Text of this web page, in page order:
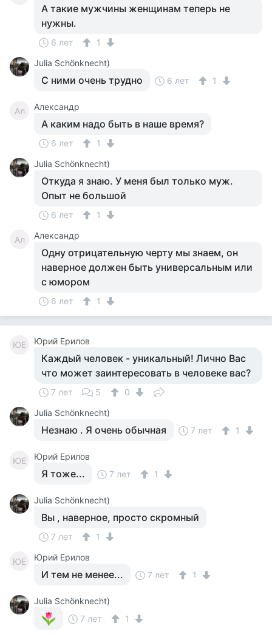
А такие мужчины женщинам теперь не
нужны.
6 лет
1
Julia Schönknecht)
С ними очень трудно 6 лет 1
Ал Александр
А каким надо быть в наше время?
6 лет
1
Julia Schönknecht)
Откуда я знаю. У меня был только муж.
Опыт не большой
6 лет 1
Ал Александр
Одну отрицательную черту мы знаем, он
наверное должен быть универсальным или
с юмором
6 лет 1
ЮЕ Юрий Ерилов
Каждый человек - уникальный! Лично Вас
что может заинтересовать в человеке вас?
7 лет 5
0
Julia Schönknecht)
Незнаю . Я очень обычная 7 лет 1
ЮЕ Юрий Ерилов
Я тоже... 7 лет 1
Julia Schönknecht)
Вы , наверное, просто скромный
7 лет 1
ЮЕ Юрий Ерилов
И тем не менее... 7 лет 1
Julia Schönknecht)
7 лет
1